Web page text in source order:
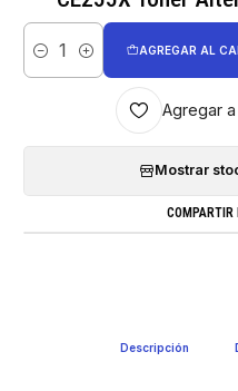
Cantidad
AGREGAR AL
Agregar
Mostrar
COMPARTIR
Descripción